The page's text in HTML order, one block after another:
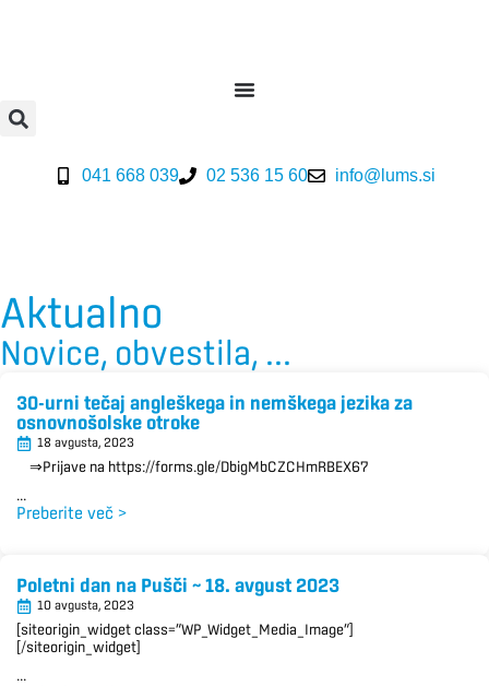
041 668 039 02 536 15 60 info@lums.si
Aktualno
Novice, obvestila, ...
30-urni tečaj angleškega in nemškega jezika za
osnovnošolske otroke
18 avgusta, 2023
⇒Prijave na https://forms.gle/DbigMbCZCHmRBEX67
...
Preberite več >
Poletni dan na Pušči ~ 18. avgust 2023
10 avgusta, 2023
[siteorigin_widget class=”WP_Widget_Media_Image”]
[/siteorigin_widget]
...